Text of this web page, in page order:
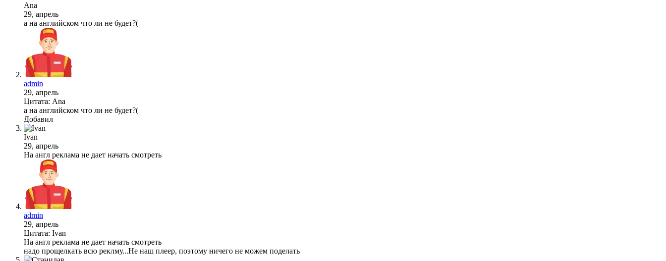
Ana
29, апрель
а на английском что ли не будет?(
admin
29, апрель
Цитата: Ana
а на английском что ли не будет?(
Добавил
Ivan
29, апрель
На англ реклама не дает начать смотреть
admin
29, апрель
Цитата: Ivan
На англ реклама не дает начать смотреть
надо прощелкать всю реклму...Не наш плеер, поэтому ничего не можем поделать